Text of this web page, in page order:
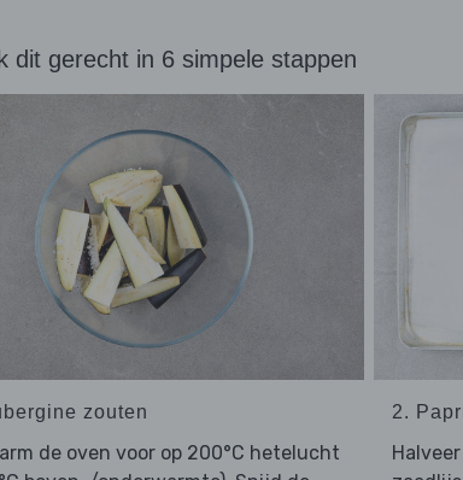
dit gerecht in 6 simpele stappen
zouten
de oven voor op 200°C hetelucht
2.